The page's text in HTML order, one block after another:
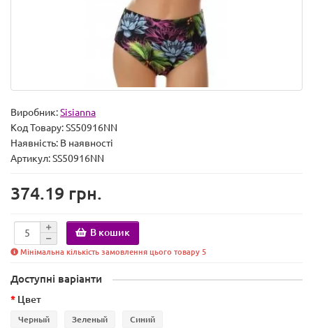
Виробник:Sisianna
Код Товару:SS50916NN
Наявність: В наявності
Артикул: SS50916NN
374.19 грн.
В кошик
Мінімальна кількість замовлення цього товару 5
Доступні варіанти
Цвет
Черный Зеленый Синий